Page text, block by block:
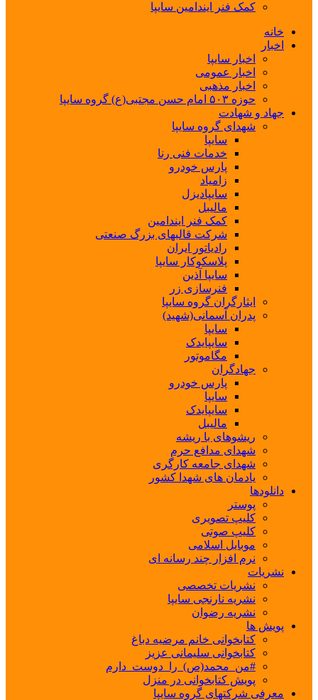
کمک فنر ایندامین سایپا
خانه
اخبار
اخبار سایپا
اخبار عمومی
اخبار مذهبی
حوزه ۵۰۳ امام حسن مجتبی(ع) گروه سایپا
جهاد و شهادت
شهدای گروه سایپا
سایپا
خدمات فنی رنا
پارس خودرو
زامیاد
سایپادیزل
مالیبل
کمک فنر ایندامین
شرکت قالبهای بزرگ صنعتی
رادیاتور ایران
پلاسکوکار سایپا
سایپا آذین
فنرسازی زر
ایثارگران گروه سایپا
پدران آسمانی(شهید)
سایپا
سایپایدک
مگاموتور
جهادگران
پارس خودرو
سایپا
سایپایدک
مالیبل
ریشوهای با ریشه
شهدای مدافع حرم
شهدای جامعه کارگری
یادمان های شهدا کشور
دانلودها
پوستر
کلیپ تصویری
کلیپ صوتی
موبایل اسلامی
نرم افزار چند رسانه ای
نشریات
نشریات تخصصی
نشریه نارنجی سایپا
نشریه رضوان
پویش ها
کتابخوانی خانم مرضیه دباغ
کتابخوانی سلیمانی عزیز
#من_محمد(ص)_را_دوست_دارم
پویش کتابخوانی در منزل
معرفی شرکتهای گروه سایپا